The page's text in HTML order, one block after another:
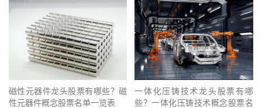
磁性元器件龙头股票有哪些？磁
性元器件概念股票名单一览表
一体化压铸技术龙头股票有哪
些？一体化压铸技术概念股票名